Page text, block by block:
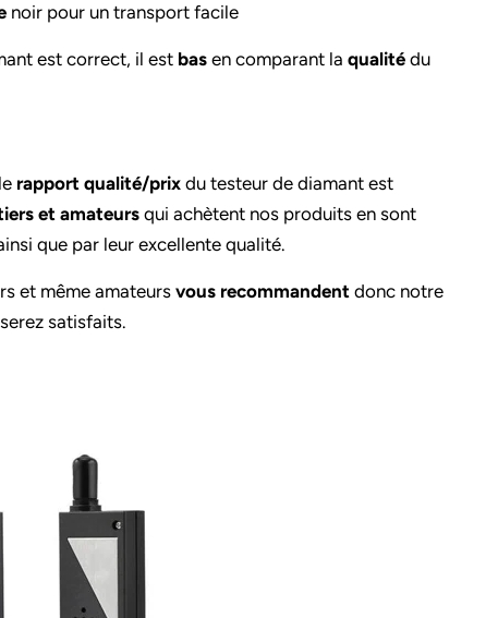
noir pour un transport facile
est correct, il est bas en comparant la qualité du
rapport qualité/prix du testeur de diamant est
et amateursqui achètent nos produits en sont
que par leur excellente qualité.
et même amateurs vous recommandent donc notre
satisfaits.